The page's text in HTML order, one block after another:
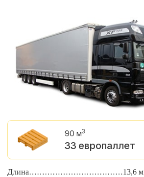
90 м3
33 европаллет
Длина………………………………13,6 м